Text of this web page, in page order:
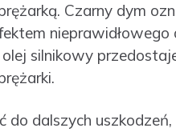
Czarny dym
nieprawidłowego
silnikowy
do dalszych